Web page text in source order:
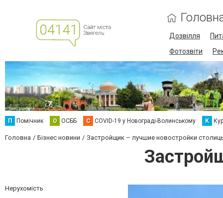
Дозвілля
Фотозвіти
П Помічник О ОСББ C COVID-19 у Новограді-Волинському К
Головна Бізнес новини Застройщик – лучшие новостройки
Нерухомість